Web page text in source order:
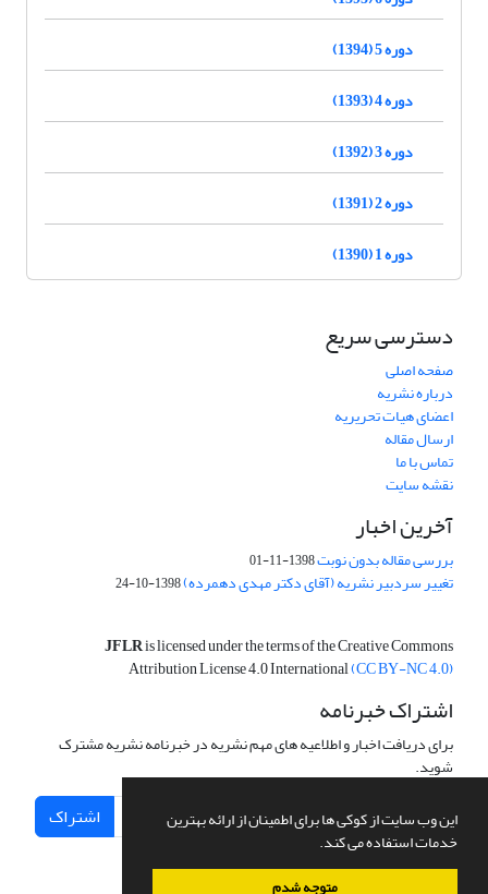
این وب سایت از کوکی ها برای اطمینان از ارائه بهترین
خدمات استفاده می کند.
متوجه شدم
دوره 5 (1394)
دوره 4 (1393)
دوره 3 (1392)
دوره 2 (1391)
دوره 1 (1390)
دسترسی سریع
صفحه اصلی
درباره نشریه
اعضای هیات تحریریه
ارسال مقاله
تماس با ما
نقشه سایت
آخرین اخبار
بررسی مقاله بدون نوبت1398-11-01
تغییر سردبیر نشریه (آقای دکتر مهدی دهمرده)1398-10-24
JFLRis licensed under the terms of the Creative Commons
Attribution License 4.0 International(CC BY-NC 4.0)
اشتراک خبرنامه
برای دریافت اخبار و اطلاعیه های مهم نشریه در خبرنامه نشریه مشترک
شوید.
اشتراک